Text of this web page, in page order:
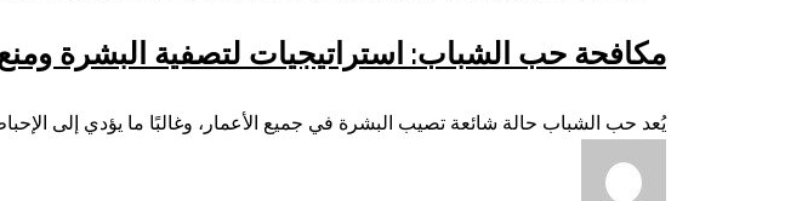
أفضل
النتائج
الشباب:
لتصفية
البشرة
ومنع
مكافحة حب الشباب: استراتيجيات لتصفية البشرة ومنع
يُعد حب الشباب حالة شائعة تصيب البشرة في جميع الأعمار، وغالبًا ما يؤدي إلى